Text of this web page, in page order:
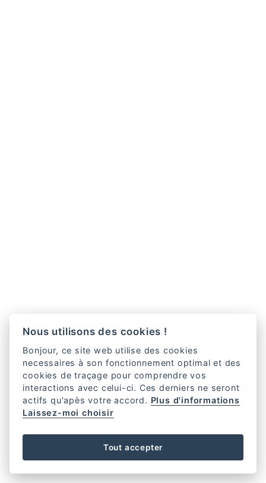
Nous utilisons des cookies !
Bonjour, ce site web utilise des cookies
necessaires à son fonctionnement optimal et des
cookies de traçage pour comprendre vos
interactions avec celui-ci. Ces derniers ne seront
actifs qu'apès votre accord. Plus d'informations
Laissez-moi choisir
Tout accepter